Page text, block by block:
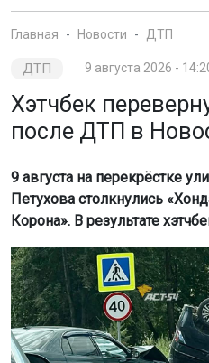
Главная Новости ДТП
ДТП 9 августа 2026 -
Хэтчбек
после ДТП в
9 августа на перекрёстке
Петухова столкнулись
Корона». В результате